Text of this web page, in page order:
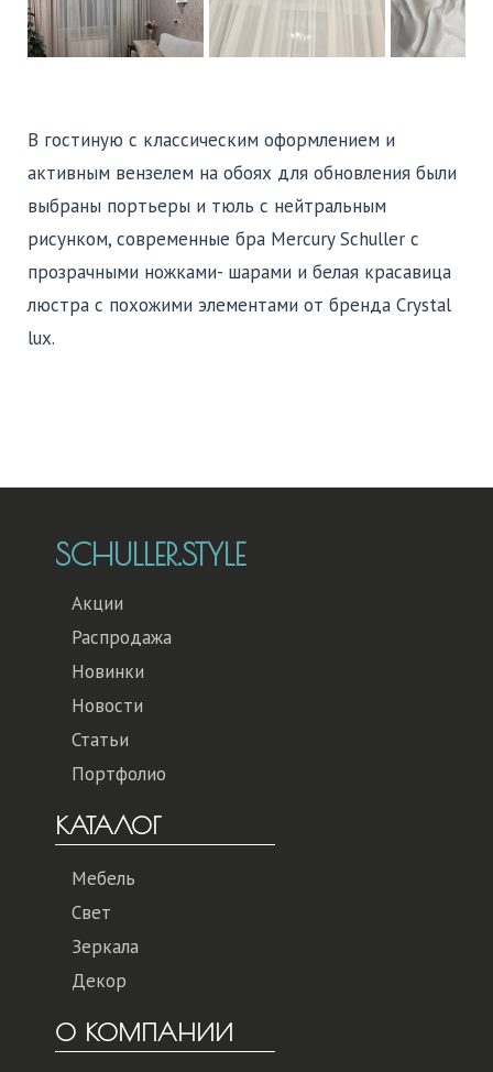
В гостиную с классическим оформлением и
активным вензелем на обоях для обновления были
выбраны портьеры и тюль с нейтральным
рисунком, современные бра Mercury Schuller с
прозрачными ножками- шарами и белая красавица
люстра с похожими элементами от бренда Crystal
lux.
SCHULLER.STYLE
Акции
Распродажа
Новинки
Новости
Статьи
Портфолио
КАТАЛОГ
Мебель
Свет
Зеркала
Декор
О КОМПАНИИ